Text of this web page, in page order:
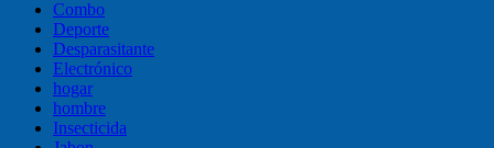
Combo
Deporte
Desparasitante
Electrónico
hogar
hombre
Insecticida